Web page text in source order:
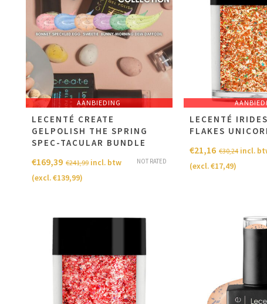
AANBIEDING
LECENTÉ CREATE
GELPOLISH THE SPRING
SPEC-TACULAR BUNDLE
NOT RATED
€241,99
€169,39
incl. btw
(excl.€139,99)
LECENTÉ
FLAKES
€30,24
€21,16
incl.
(excl.€17,49)